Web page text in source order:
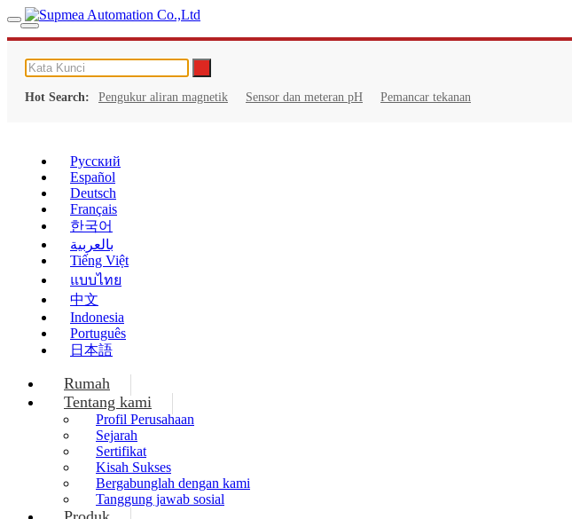
Hot Search: Pengukur aliran magnetik Sensor dan meteran pH Pemancar tekanan
Русский
Español
Deutsch
Français
한국어
بالعربية
Tiếng Việt
แบบไทย
中文
Indonesia
Português
日本語
Rumah
Tentang kami
Profil Perusahaan
Sejarah
Sertifikat
Kisah Sukses
Bergabunglah dengan kami
Tanggung jawab sosial